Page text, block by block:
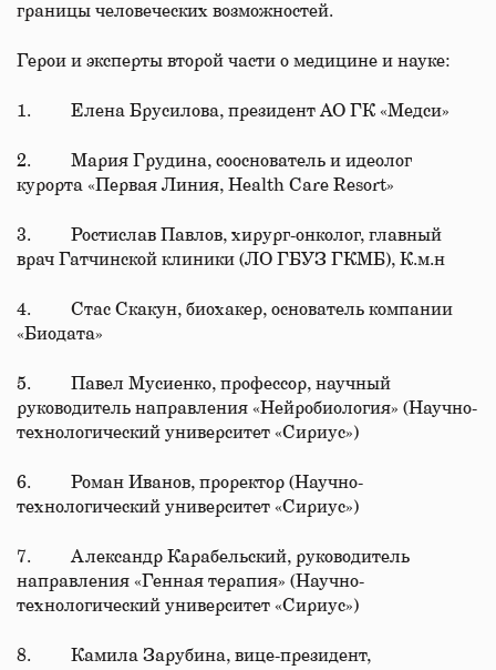
границы человеческих возможностей.
Герои и эксперты второй части о медицине и науке:
1. Елена Брусилова, президент АО ГК «Медси»
2. Мария Грудина, сооснователь и идеолог
курорта «Первая Линия, Health Care Resort»
3. Ростислав Павлов, хирург-онколог, главный
врач Гатчинской клиники (ЛО ГБУЗ ГКМБ), К.м.н
4. Стас Скакун, биохакер, основатель компании
«Биодата»
5. Павел Мусиенко, профессор, научный
руководитель направления «Нейробиология» (Научно-
технологический университет «Сириус»)
6. Роман Иванов, проректор (Научно-
технологический университет «Сириус»)
7. Александр Карабельский, руководитель
направления «Генная терапия» (Научно-
технологический университет «Сириус»)
8. Камила Зарубина, вице-президент,